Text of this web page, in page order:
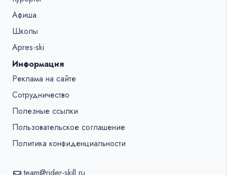
Афиша
Школы
Apres-ski
Информация
Реклама на сайте
Сотрудничество
Полезные ссылки
Пользовательское соглашение
Политика конфиденциальности